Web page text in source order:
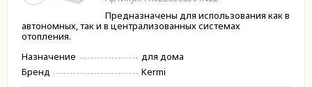
Предназначены для использования как в
автономных, так и в централизованных системах
отопления.
Назначение
для дома
Бренд
Kermi